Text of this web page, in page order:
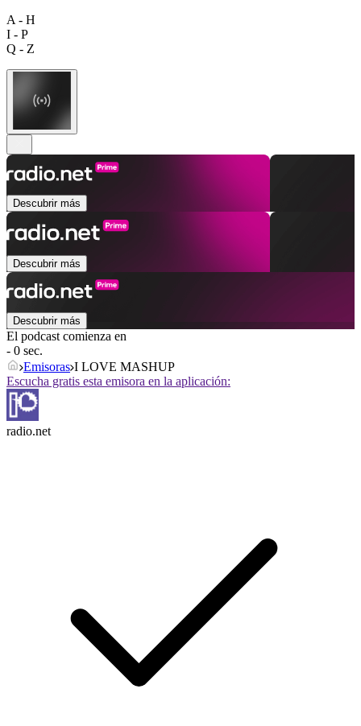
A - H
I - P
Q - Z
Descubrir más
Descubrir más
Descubrir más
El podcast comienza en
- 0 sec.
Emisoras I LOVE MASHUP
Escucha gratis esta emisora en la aplicación:
radio.net